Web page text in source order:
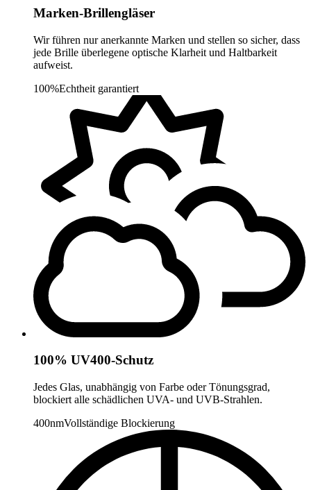
Marken-Brillengläser
Wir führen nur anerkannte Marken und stellen so sicher, dass
jede Brille überlegene optische Klarheit und Haltbarkeit
aufweist.
100%Echtheit garantiert
100% UV400-Schutz
Jedes Glas, unabhängig von Farbe oder Tönungsgrad,
blockiert alle schädlichen UVA- und UVB-Strahlen.
400nmVollständige Blockierung